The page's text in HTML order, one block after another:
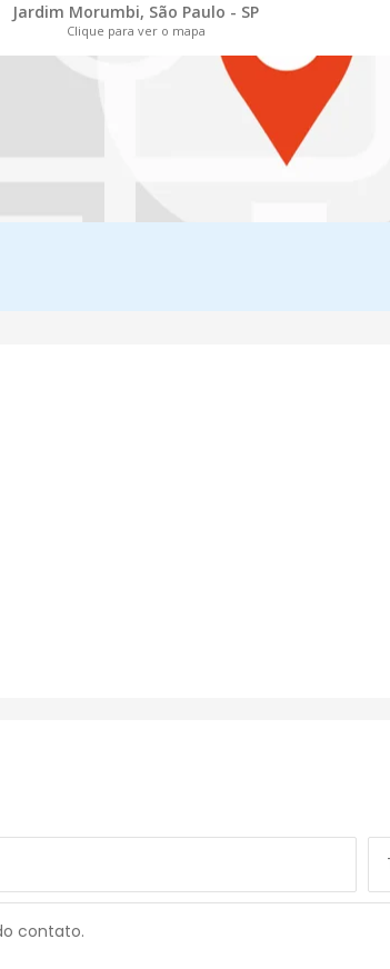
Jardim Morumbi, São Paulo - SP
Clique para ver o mapa